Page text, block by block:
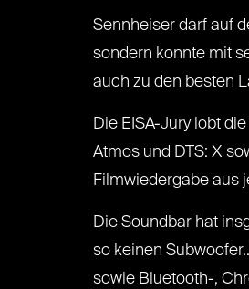
Sennheiser darf auf
sondern konnte mit
auch zu den besten
Die EISA-Jury lobt
Atmos und DTS: X
Filmwiedergabe aus
Die Soundbar hat
so keinen
sowie Bluetooth-,